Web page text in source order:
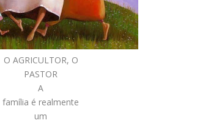
O AGRICULTOR, O
PASTOR
A
família é realmente
um